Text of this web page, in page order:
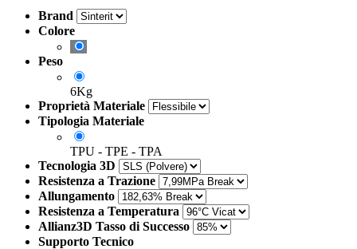
Brand
Colore
Peso
6Kg
Proprietà Materiale
Tipologia Materiale
TPU - TPE - TPA
Tecnologia 3D
Resistenza a Trazione
Allungamento
Resistenza a Temperatura
Allianz3D Tasso di Successo
Supporto Tecnico